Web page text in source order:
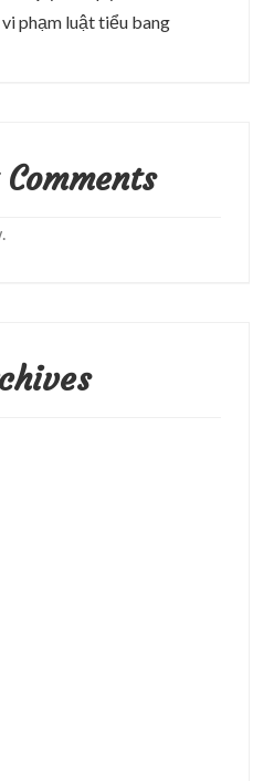
phạm luật tiểu bang